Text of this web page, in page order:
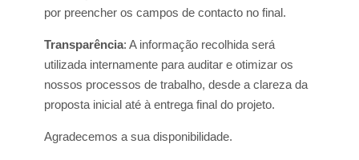
por preencher os campos de contacto no final.
Transparência: A informação recolhida será
utilizada internamente para auditar e otimizar os
nossos processos de trabalho, desde a clareza da
proposta inicial até à entrega final do projeto.
Agradecemos a sua disponibilidade.